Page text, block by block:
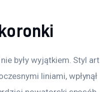
były wyjątkiem. Styl art
liniami, wpłynął